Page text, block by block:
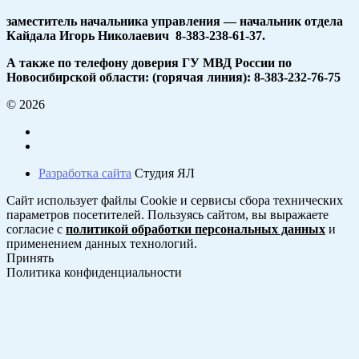
заместитель начальника управления — начальник отдела
Кайдала Игорь Николаевич 8-383-238-61-37.
А также по телефону доверия ГУ МВД России по
Новосибирской области: (горячая линия): 8-383-232-76-75
© 2026
Разработка сайта Студия ЯЛ
Сайт использует файлы Cookie и сервисы сбора технических
параметров посетителей. Пользуясь сайтом, вы выражаете
согласие с политикой обработки персональных данных и
применением данных технологий.
Принять
Политика конфиденциальности